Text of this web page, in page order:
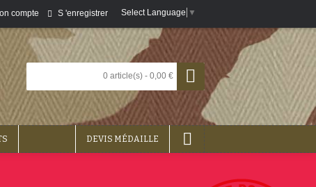
compte S 'enregistrer Select Language ▼
0 article(s) - 0,00 €
DEVIS MÉDAILLE